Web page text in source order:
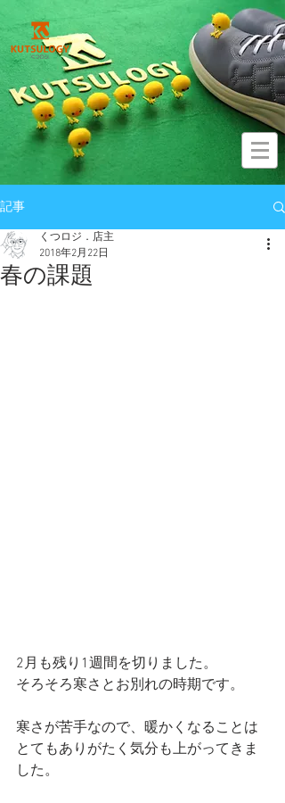
記事
春の課題
くつロジ．店主
2018年2月22日
2月も残り1週間を切りました。
そろそろ寒さとお別れの時期です。
寒さが苦手なので、暖かくなることは
とてもありがたく気分も上がってきま
した。